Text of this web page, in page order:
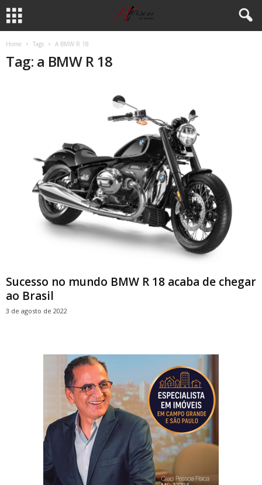
Home Tags A BMW R 18
Tag: a BMW R 18
Sucesso no mundo BMW R 18 acaba de chegar
ao Brasil
3 de agosto de 2022